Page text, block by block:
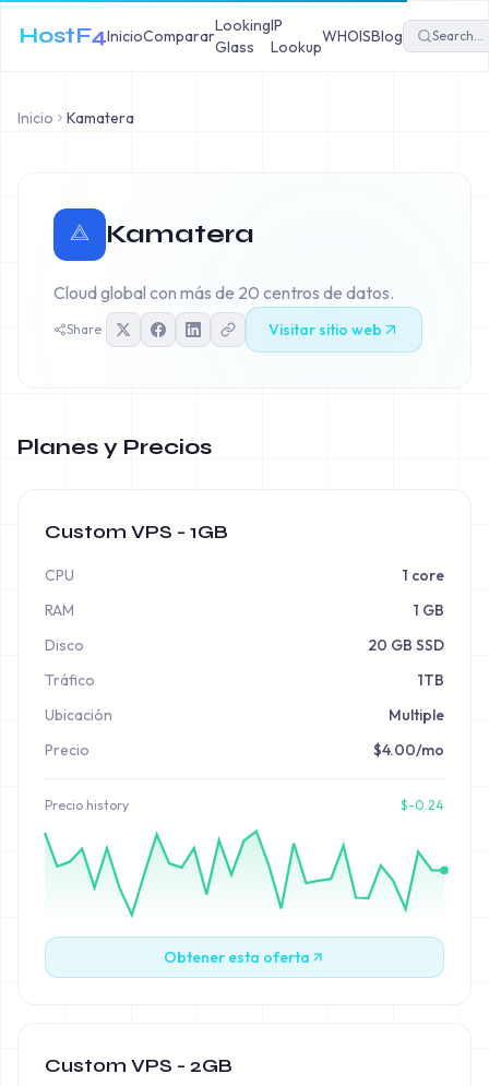
HostF4InicioComparar
Looking
Glass
IP
Lookup
WHOISBlog
Inicio Kamatera
Kamatera
Cloud global con más de 20 centros de datos.
Share Visitar sitio web
Planes y Precios
Custom VPS - 1GB
CPU
1 core
RAM
1 GB
Disco
20 GB SSD
Tráfico
1TB
Ubicación
Multiple
Precio
$4.00/mo
Precio history $-0.24
Obtener esta oferta
Custom VPS - 2GB